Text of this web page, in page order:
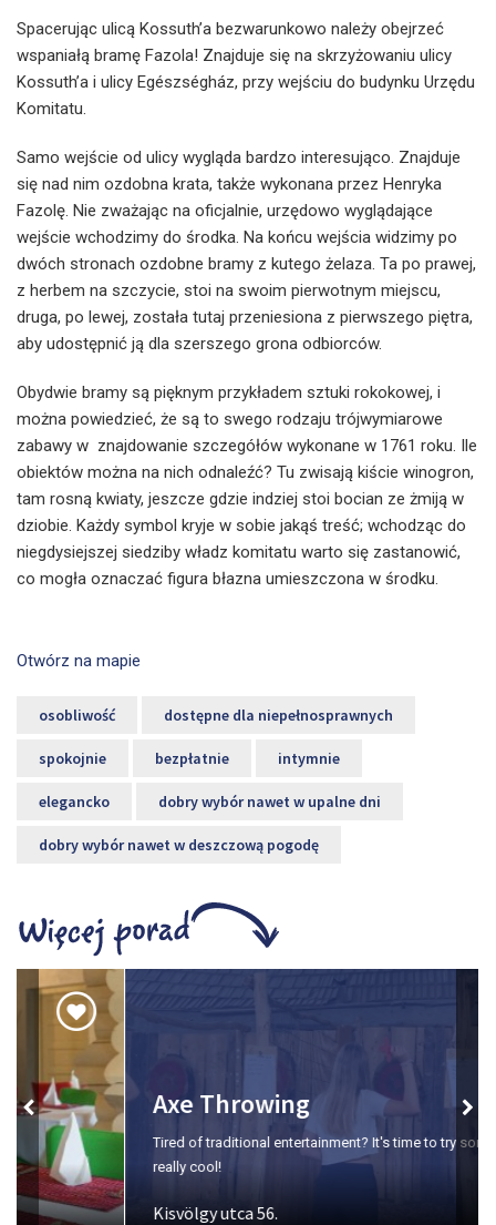
Spacerując ulicą Kossuth’a bezwarunkowo należy obejrzeć
wspaniałą bramę Fazola! Znajduje się na skrzyżowaniu ulicy
Kossuth’a i ulicy Egészségház, przy wejściu do budynku Urzędu
Komitatu.
Samo wejście od ulicy wygląda bardzo interesująco. Znajduje
się nad nim ozdobna krata, także wykonana przez Henryka
Fazolę. Nie zważając na oficjalnie, urzędowo wyglądające
wejście wchodzimy do środka. Na końcu wejścia widzimy po
dwóch stronach ozdobne bramy z kutego żelaza. Ta po prawej,
z herbem na szczycie, stoi na swoim pierwotnym miejscu,
druga, po lewej, została tutaj przeniesiona z pierwszego piętra,
aby udostępnić ją dla szerszego grona odbiorców.
Obydwie bramy są pięknym przykładem sztuki rokokowej, i
można powiedzieć, że są to swego rodzaju trójwymiarowe
zabawy w znajdowanie szczegółów wykonane w 1761 roku. Ile
obiektów można na nich odnaleźć? Tu zwisają kiście winogron,
tam rosną kwiaty, jeszcze gdzie indziej stoi bocian ze żmiją w
dziobie. Każdy symbol kryje w sobie jakąś treść; wchodząc do
niegdysiejszej siedziby władz komitatu warto się zastanowić,
co mogła oznaczać figura błazna umieszczona w środku.
Otwórz na mapie
osobliwość dostępne dla niepełnosprawnych
spokojnie bezpłatnie intymnie
elegancko dobry wybór nawet w upalne dni
dobry wybór nawet w deszczową pogodę
Axe Throwing
Tired of traditional entertainment? It's time to try something
really cool!
Kisvölgy utca 56.